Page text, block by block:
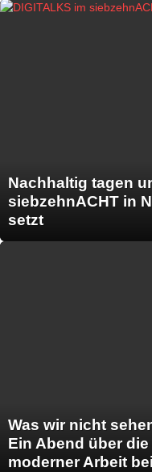
Nachhaltig tagen
siebzehnACHT in
setzt
Was wir nicht
Ein Abend über
moderner Arbeit